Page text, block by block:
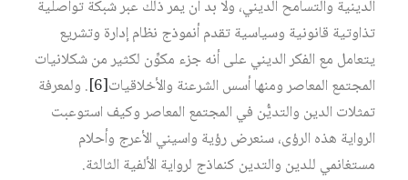
الدينية والتسامح الديني، ولا بد أن يمر ذلك عبر شبكة تواصلية
تذاوتية قانونية وسياسية تقدم أنموذج نظام إدارة وتشريع
يتعامل مع الفكر الديني على أنه جزء مكوِّن لكثير من شكلانيات
المجتمع المعاصر ومنها أسس الشرعنة والأخلاقيات[6]
. ولمعرفة
تمثلات الدين والتديُّن في المجتمع المعاصر وكيف استوعبت
الرواية هذه الرؤى، سنعرض رؤية واسيني الأعرج وأحلام
مستغانمي للدين والتدين كنماذج لرواية الألفية الثالثة.